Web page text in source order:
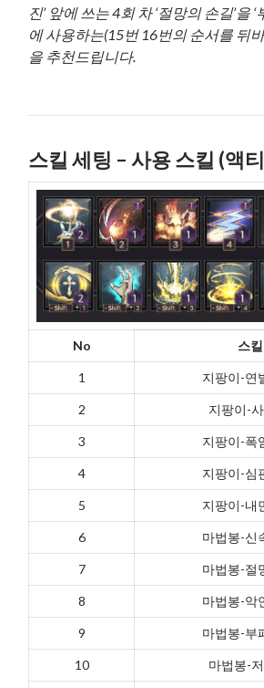
진’ 앞에 쓰는 4회 차‘절망의 손길’을
에 사용하는(15번 16번의 순서를 뒤
을 추천드립니다.
스킬 세팅 – 사용 스킬 (액
No 스
1 지팡이-연
2 지팡이-
3 지팡이-폭
4 지팡이-심
5 지팡이-내
6 마법봉-신
7 마법봉-절
8 마법봉-악
9 마법봉-부
10 마법봉-